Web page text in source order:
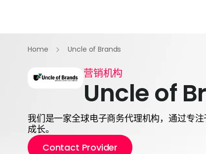
Home Uncle of Brands
营销机构
Uncle of
我们是一家全球电子商务代理机构，通过专
成长。
Contact Provider